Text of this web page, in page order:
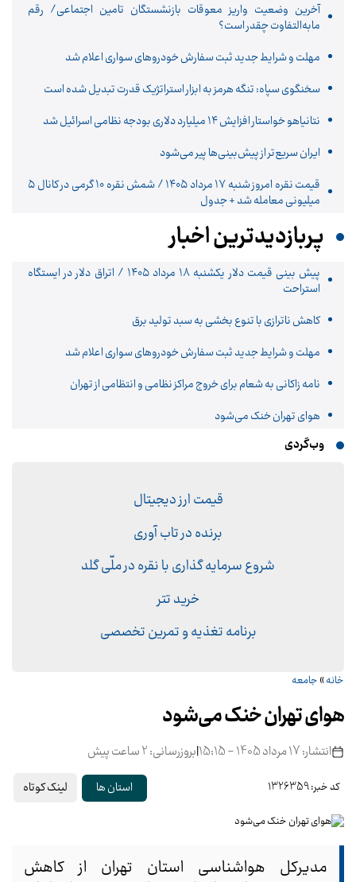
آخرین وضعیت واریز معوقات بازنشستگان تامین اجتماعی/ رقم
مابه‌التفاوت چقدر است؟
مهلت و شرایط جدید ثبت سفارش خودروهای سواری اعلام شد
سخنگوی سپاه: تنگه هرمز به ابزار استراتژیک قدرت تبدیل شده است
نتانیاهو خواستار افزایش ۱۴ میلیارد دلاری بودجه نظامی اسرائیل شد
ایران سریع‌تر از پیش‌بینی‌ها پیر می‌شود
قیمت نقره امروز شنبه ۱۷ مرداد ۱۴۰۵ / شمش نقره ۱۰ گرمی در کانال ۵
میلیونی معامله شد + جدول
پربازدیدترین اخبار
پیش ‌بینی قیمت دلار یکشنبه ۱۸ مرداد ۱۴۰۵ / اتراق دلار در ایستگاه
استراحت
کاهش ناترازی با تنوع بخشی به سبد تولید برق
مهلت و شرایط جدید ثبت سفارش خودروهای سواری اعلام شد
نامه زاکانی به شعام برای خروج مراکز نظامی و انتظامی از تهران
هوای تهران خنک می‌شود
وب‌گردی
قیمت ارز دیجیتال
برنده در تاب آوری
شروع سرمایه گذاری با نقره در ملّی گلد
خرید تتر
برنامه تغذیه و تمرین تخصصی